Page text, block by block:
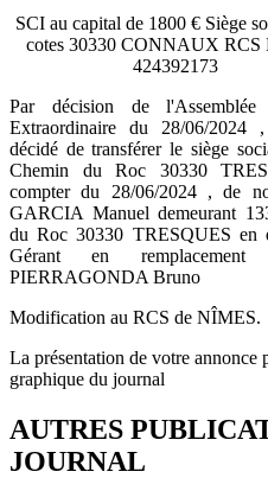
SCI au capital de 1800 € Siège
cotes 30330 CONNAUX RCS
424392173
Par décision de l'Assemblée
Extraordinaire du 28/06/
décidé de transférer le siège
Chemin du Roc 30330
compter du 28/06/2024 , de
GARCIA Manuel demeurant
du Roc 30330 TRESQUES en
Gérant en
PIERRAGONDA Bruno
Modification au RCS de NÎMES.
La présentation de votre annonce
graphique du journal
AUTRES
JOURNAL